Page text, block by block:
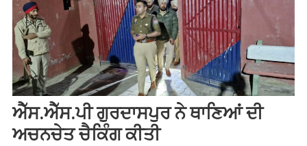
ਐੱਸ.ਐੱਸ.ਪੀ ਗੁਰਦਾਸਪੁਰ ਨੇ ਥਾਣਿਆਂ ਦੀ
ਅਚਨਚੇਤ ਚੈਕਿੰਗ ਕੀਤੀ